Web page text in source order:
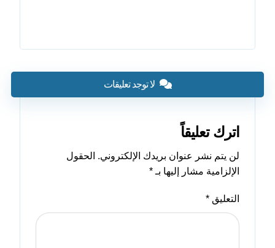
لا توجد تعليقات
اترك تعليقاً
لن يتم نشر عنوان بريدك الإلكتروني. الحقول
الإلزامية مشار إليها بـ*
التعليق*